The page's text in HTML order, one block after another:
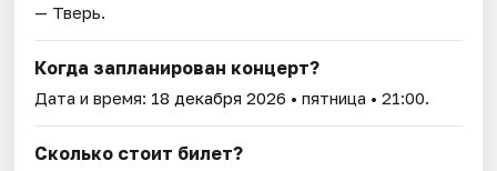
— Тверь.
Когда запланирован концерт?
Дата и время: 18 декабря 2026 • пятница • 21:00.
Сколько стоит билет?